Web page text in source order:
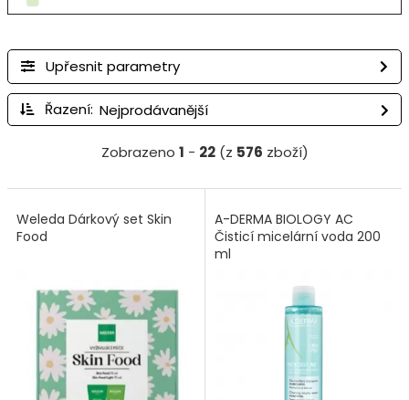
Upřesnit parametry
Řazení:
Zobrazeno 1 - 22(z 576 zboží)
Weleda Dárkový set Skin
Food
A-DERMA BIOLOGY AC
Čisticí micelární voda 200
ml